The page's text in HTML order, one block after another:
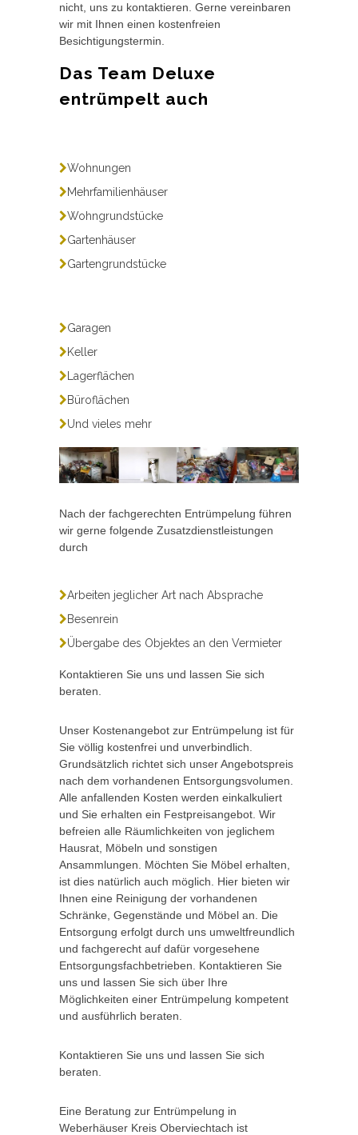
nicht, uns zu kontaktieren. Gerne vereinbaren
wir mit Ihnen einen kostenfreien
Besichtigungstermin.
Das Team Deluxe
entrümpelt auch
Wohnungen
Mehrfamilienhäuser
Wohngrundstücke
Gartenhäuser
Gartengrundstücke
Garagen
Keller
Lagerflächen
Büroflächen
Und vieles mehr
Nach der fachgerechten Entrümpelung führen
wir gerne folgende Zusatzdienstleistungen
durch
Arbeiten jeglicher Art nach Absprache
Besenrein
Übergabe des Objektes an den Vermieter
Kontaktieren Sie uns und lassen Sie sich
beraten.
Unser Kostenangebot zur Entrümpelung ist für
Sie völlig kostenfrei und unverbindlich.
Grundsätzlich richtet sich unser Angebotspreis
nach dem vorhandenen Entsorgungsvolumen.
Alle anfallenden Kosten werden einkalkuliert
und Sie erhalten ein Festpreisangebot. Wir
befreien alle Räumlichkeiten von jeglichem
Hausrat, Möbeln und sonstigen
Ansammlungen. Möchten Sie Möbel erhalten,
ist dies natürlich auch möglich. Hier bieten wir
Ihnen eine Reinigung der vorhandenen
Schränke, Gegenstände und Möbel an. Die
Entsorgung erfolgt durch uns umweltfreundlich
und fachgerecht auf dafür vorgesehene
Entsorgungsfachbetrieben. Kontaktieren Sie
uns und lassen Sie sich über Ihre
Möglichkeiten einer Entrümpelung kompetent
und ausführlich beraten.
Kontaktieren Sie uns und lassen Sie sich
beraten.
Eine Beratung zur Entrümpelung in
Weberhäuser Kreis Oberviechtach ist